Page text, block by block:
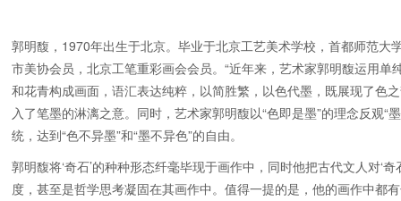
郭明馥，1970年出生于北京。毕业于北京工艺美术学校，首都师范大
市美协会员，北京工笔重彩画会会员。“近年来，艺术家郭明馥运用单
和花青构成画面，语汇表达纯粹，以简胜繁，以色代墨，既展现了色
入了笔墨的淋漓之意。同时，艺术家郭明馥以“色即是墨”的理念反观“
统，达到“色不异墨”和“墨不异色”的自由。
郭明馥将‘奇石’的种种形态纤毫毕现于画作中，同时他把古代文人对‘奇
度，甚至是哲学思考凝固在其画作中。值得一提的是，他的画作中都